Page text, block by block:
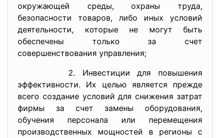
окружающей среды, охраны труда,
безопасности товаров, либо иных условий
деятельности, которые не могут быть
обеспечены только за счет
совершенствования управления;
2. Инвестиции для повышения
эффективности. Их целью является прежде
всего создание условий для снижения затрат
фирмы за счет замены оборудования,
обучения персонала или перемещения
производственных мощностей в регионы с